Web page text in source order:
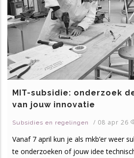
MIT-subsidie: onderzoek
van jouw innovatie
Subsidies en regelingen / 08 apr 26
Vanaf 7 april kun je als mkb’er weer
te onderzoeken of jouw idee